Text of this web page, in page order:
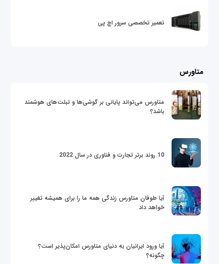
تعمیر تخصصی سرور اچ پی
متاورس
متاورس می‌تواند پایانی بر گوشی‌ها و تبلت‌های هوشمند
باشد؟
10 روند برتر تجارت و فناوری در سال 2022
آیا طوفان متاورس زندگی همه ما را برای همیشه تغییر
خواهد داد
آیا ورود ایرانیان به دنیای متاورس امکان‌پذیر است؟
چگونه؟